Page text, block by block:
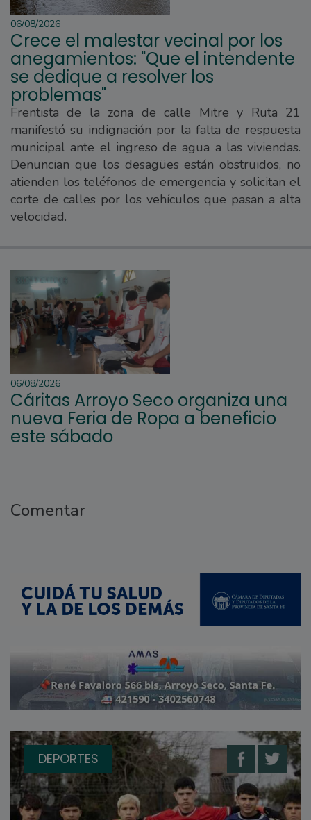
06/08/2026
Crece el malestar vecinal por los
anegamientos: "Que el intendente
se dedique a resolver los
problemas"
Frentista de la zona de calle Mitre y Ruta 21
manifestó su indignación por la falta de respuesta
municipal ante el ingreso de agua a las viviendas.
Denuncian que los desagües están obstruidos, no
atienden los teléfonos de emergencia y solicitan el
corte de calles por los vehículos que pasan a alta
velocidad.
06/08/2026
Cáritas Arroyo Seco organiza una
nueva Feria de Ropa a beneficio
este sábado
Comentar
DEPORTES